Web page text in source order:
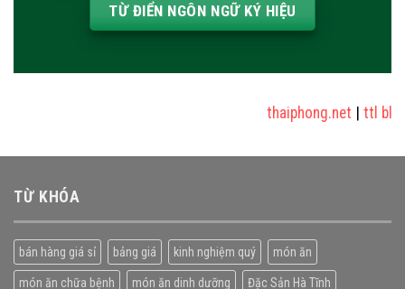
TỪ ĐIỂN NGÔN NGỮ KÝ HIỆU
thaiphong.net| ttl blog
TỪ KHÓA
bán hàng giá sỉ bảng giá kinh nghiệm quý món ăn
món ăn chữa bệnh món ăn dinh dưỡng Đặc Sản Hà Tĩnh